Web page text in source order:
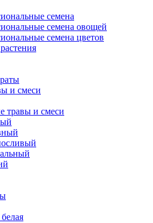
семена
семена овощей
семена цветов
и смеси
травы и смеси